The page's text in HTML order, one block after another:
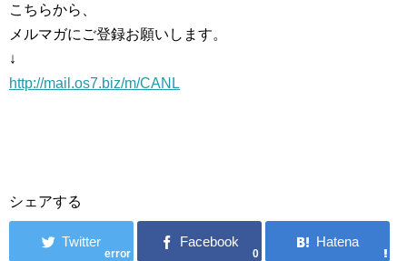
こちらから、
メルマガにご登録お願いします。
↓
http://mail.os7.biz/m/CANL
シェアする
error 0